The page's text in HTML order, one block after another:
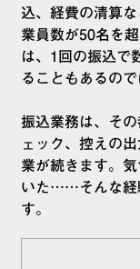
込、経費の清算
業員数が50名を
は、1回の振込で
ることもあるので
振込業務は、そ
ェック、控えの
業が続きます。
いた……そんな経
す。